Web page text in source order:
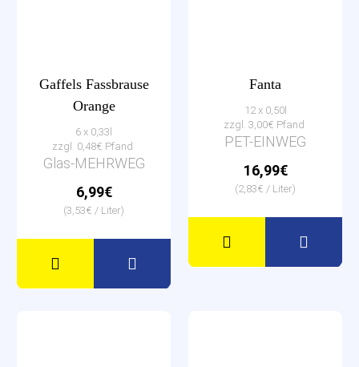
Gaffels Fassbrause
Orange
6 x 0,33l
zzgl. 0,48€ Pfand
Glas-MEHRWEG
6,99€
(3,53€ / Liter)
Fanta
12 x 0,50l
zzgl. 3,00€ Pfand
PET-EINWEG
16,99€
(2,83€ / Liter)